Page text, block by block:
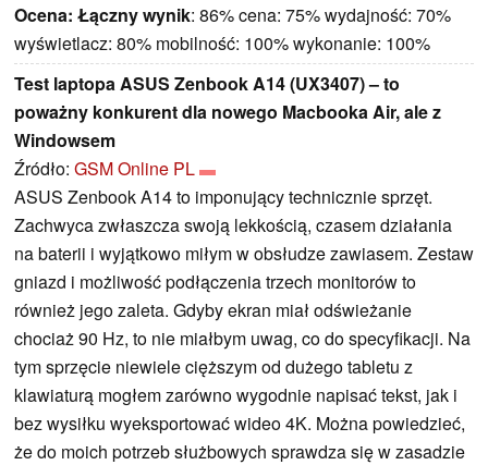
Ocena: Łączny wynik: 86% cena: 75% wydajność: 70%
wyświetlacz: 80% mobilność: 100% wykonanie: 100%
Test laptopa ASUS Zenbook A14 (UX3407) – to
poważny konkurent dla nowego Macbooka Air, ale z
Windowsem
Źródło: GSM Online PL
ASUS Zenbook A14 to imponujący technicznie sprzęt.
Zachwyca zwłaszcza swoją lekkością, czasem działania
na baterii i wyjątkowo miłym w obsłudze zawiasem. Zestaw
gniazd i możliwość podłączenia trzech monitorów to
również jego zaleta. Gdyby ekran miał odświeżanie
chociaż 90 Hz, to nie miałbym uwag, co do specyfikacji. Na
tym sprzęcie niewiele cięższym od dużego tabletu z
klawiaturą mogłem zarówno wygodnie napisać tekst, jak i
bez wysiłku wyeksportować wideo 4K. Można powiedzieć,
że do moich potrzeb służbowych sprawdza się w zasadzie